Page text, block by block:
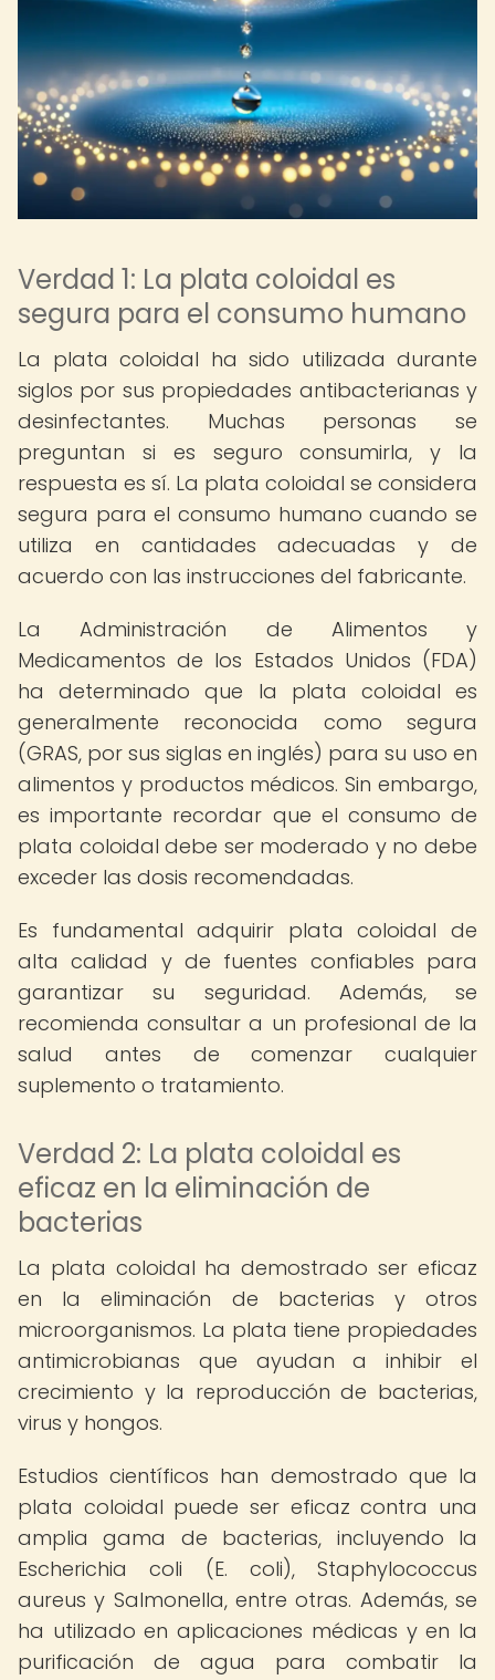
Verdad 1: La plata coloidal es
segura para el consumo humano
La plata coloidal ha sido utilizada durante
siglos por sus propiedades antibacterianas y
desinfectantes. Muchas personas se
preguntan si es seguro consumirla, y la
respuesta es sí. La plata coloidal se considera
segura para el consumo humano cuando se
utiliza en cantidades adecuadas y de
acuerdo con las instrucciones del fabricante.
La Administración de Alimentos y
Medicamentos de los Estados Unidos (FDA)
ha determinado que la plata coloidal es
generalmente reconocida como segura
(GRAS, por sus siglas en inglés) para su uso en
alimentos y productos médicos. Sin embargo,
es importante recordar que el consumo de
plata coloidal debe ser moderado y no debe
exceder las dosis recomendadas.
Es fundamental adquirir plata coloidal de
alta calidad y de fuentes confiables para
garantizar su seguridad. Además, se
recomienda consultar a un profesional de la
salud antes de comenzar cualquier
suplemento o tratamiento.
Verdad 2: La plata coloidal es
eficaz en la eliminación de
bacterias
La plata coloidal ha demostrado ser eficaz
en la eliminación de bacterias y otros
microorganismos. La plata tiene propiedades
antimicrobianas que ayudan a inhibir el
crecimiento y la reproducción de bacterias,
virus y hongos.
Estudios científicos han demostrado que la
plata coloidal puede ser eficaz contra una
amplia gama de bacterias, incluyendo la
Escherichia coli (E. coli), Staphylococcus
aureus y Salmonella, entre otras. Además, se
ha utilizado en aplicaciones médicas y en la
purificación de agua para combatir la